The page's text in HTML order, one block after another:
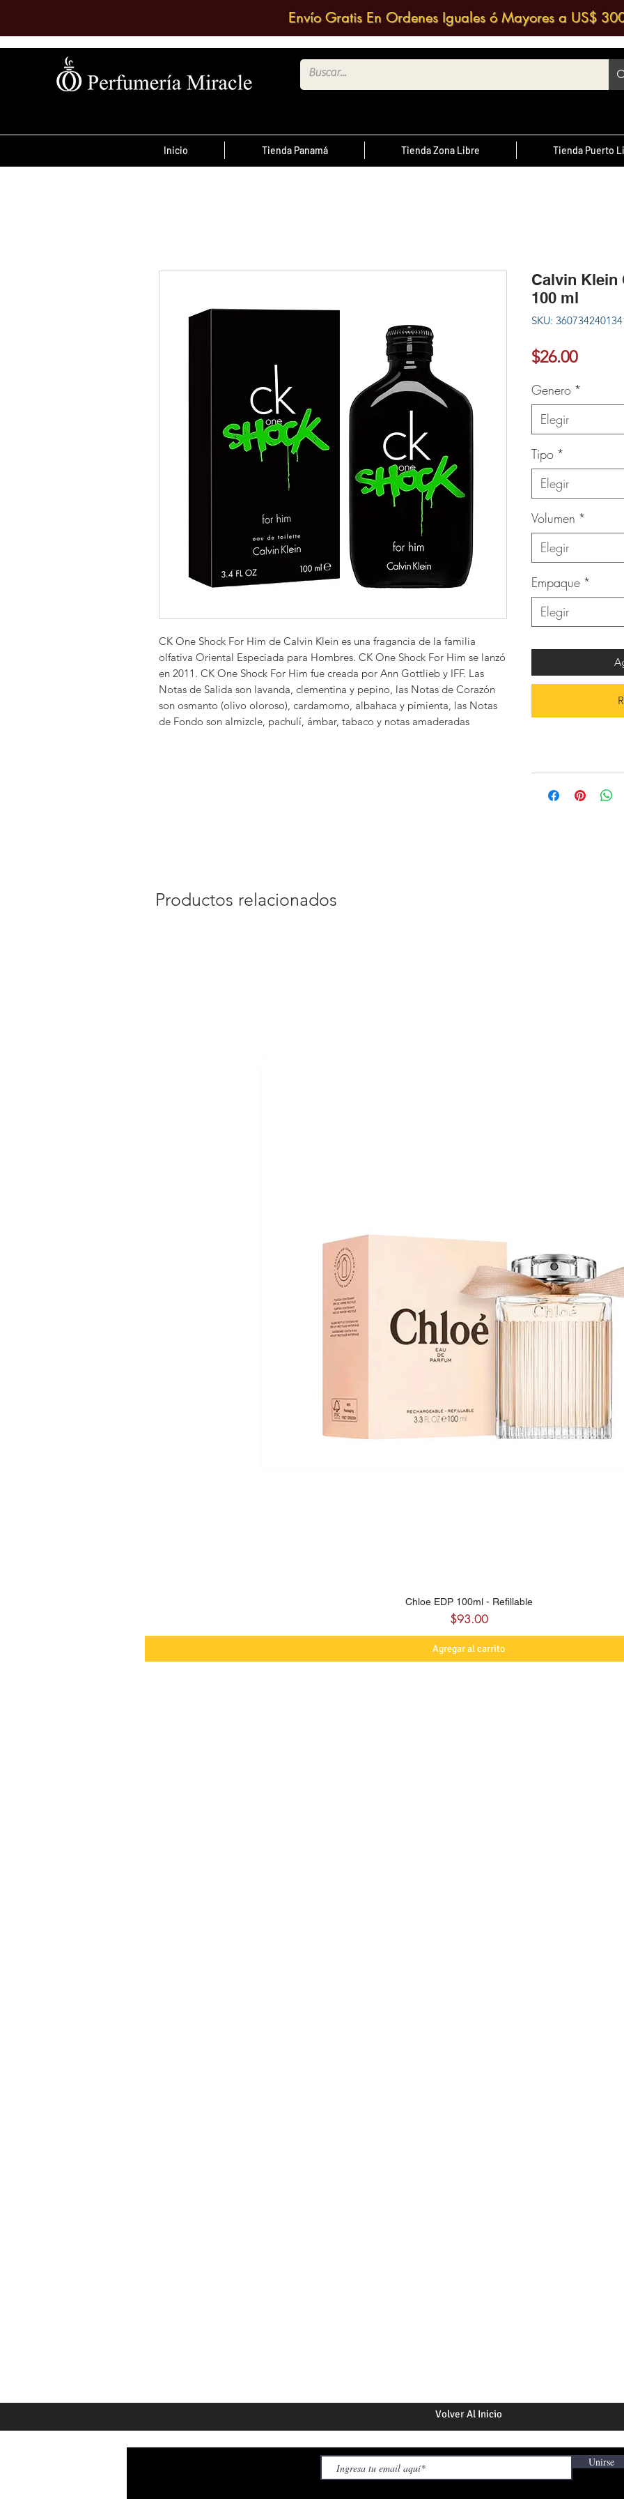
Envío Gratis En Ordenes Iguales ó Mayores a US$
Inicio Tienda Panamá Tienda Zona Libre Tienda Puerto
se envían al día siguiente.
quiere enviarlo o escribirnos a
pedidos@perfumeriamiracle.com
cotización?
CK One Shock For Him de Calvin Klein es una fragancia de la familia
olfativa Oriental Especiada para Hombres. CK One Shock For Him se lanzó
en 2011. CK One Shock For Him fue creada por Ann Gottlieb y IFF. Las
Notas de Salida son lavanda, clementina y pepino, las Notas de Corazón
son osmanto (olivo oloroso), cardamomo, albahaca y pimienta, las Notas
de Fondo son almizcle, pachulí, ámbar, tabaco y notas amaderadas
Calvin Klein
100 ml
SKU:
$26.00Precio
Genero *
Elegir
Tipo *
Elegir
Volumen *
Elegir
Empaque *
Elegir
Productos relacionados
Chloe EDP 100ml - Refillable
Precio
$93.00
Agregar al carrito
Volver Al Inicio
Unirse